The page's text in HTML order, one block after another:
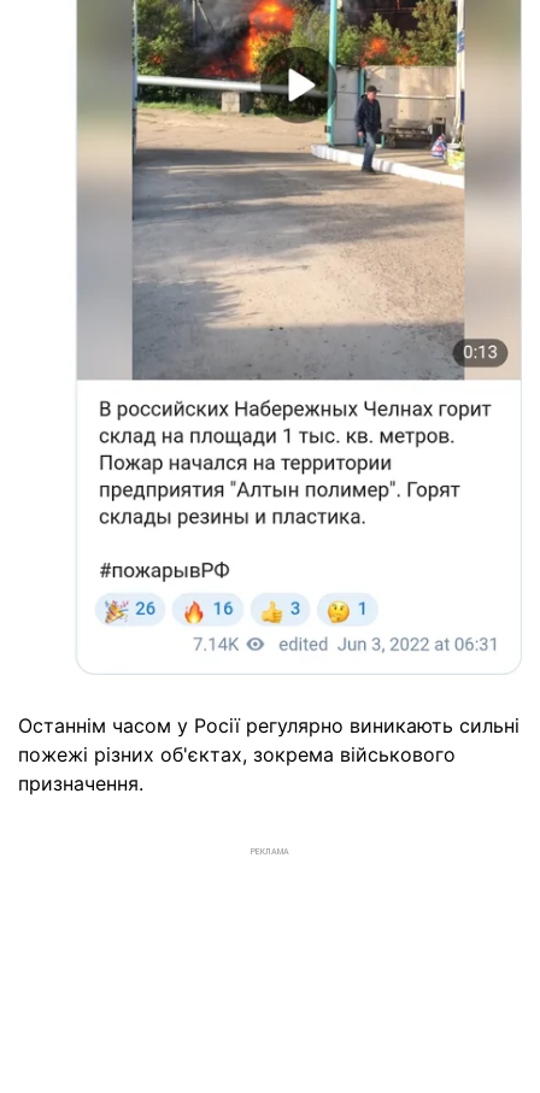
Останнім часом у Росії регулярно виникають сильні
пожежі різних об'єктах, зокрема військового
призначення.
РЕКЛАМА